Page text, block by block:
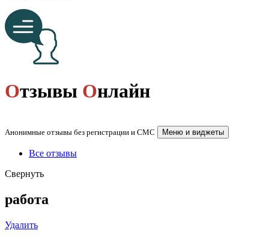
Отзывы Онлайн
Анонимные отзывы без регистрации и СМС Меню и виджеты
Все отзывы
Свернуть
работа
Удалить